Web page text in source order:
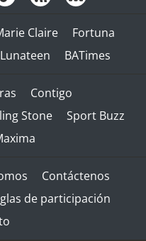
Claire
Fortuna
Lunateen BATimes
Contigo
Stone
Sport Buzz
Contáctenos
de participación